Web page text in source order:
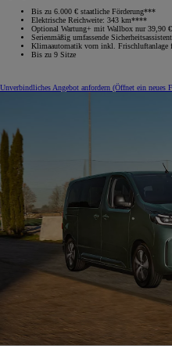
Bis zu 6.000 € staatliche Förderung***
Elektrische Reichweite: 343 km****
Optional Wartung+ mit Wallbox nur 39,90
Serienmäßig umfassende
Klimaautomatik vorn inkl. Frischluftanlage
Bis zu 9 Sitze
Unverbindliches Angebot anfordern (Öffnet ein neues